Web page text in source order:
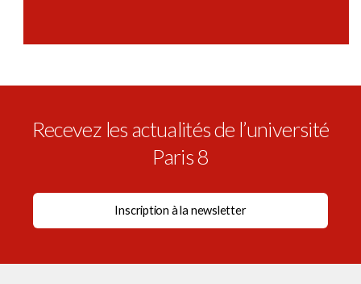
Recevez les actualités de l’université
Paris 8